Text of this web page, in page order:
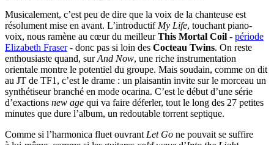
Musicalement, c’est peu de dire que la voix de la chanteuse est
résolument mise en avant. L’introductif My Life, touchant piano-
voix, nous ramène au cœur du meilleurThis Mortal Coil - période
Elizabeth Fraser- donc pas si loin des Cocteau Twins. On reste
enthousiaste quand, surAnd Now, une riche instrumentation
orientale montre le potentiel du groupe. Mais soudain, comme on dit
au JT de TF1, c’est le drame : un plaisantin invite sur le morceau un
synthétiseur branché en mode ocarina. C’est le début d’une série
d’exactions new age qui va faire déferler, tout le long des 27 petites
minutes que dure l’album, un redoutable torrent septique.
Comme si l’harmonica fluet ouvrant Let Go ne pouvait se suffire